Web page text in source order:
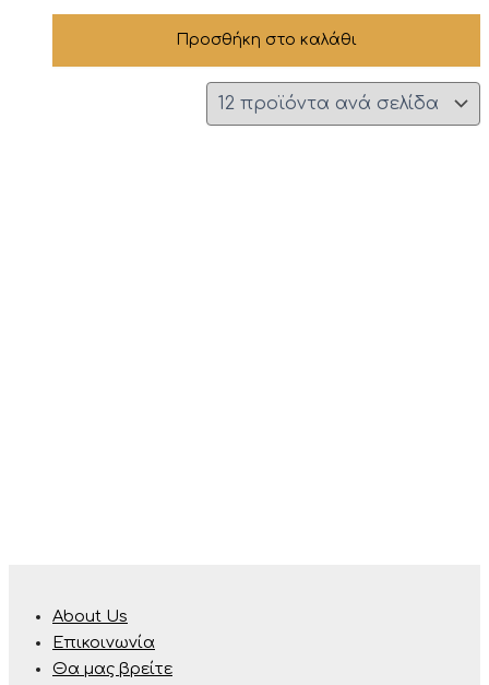
Προσθήκη στο καλάθι
About Us
Επικοινωνία
Θα μας βρείτε